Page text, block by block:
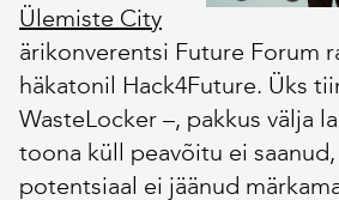
Ülemiste City
ärikonverentsi Future Forum
häkatonil Hack4Future. Üks
WasteLocker –, pakkus välja
toona küll peavõitu ei
potentsiaal ei jäänud